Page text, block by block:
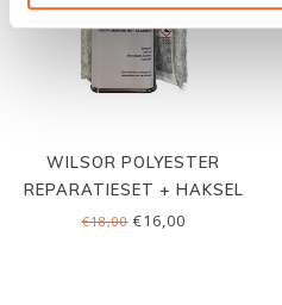
WILSOR POLYESTER
REPARATIESET + HAKSEL
€18,00€16,00